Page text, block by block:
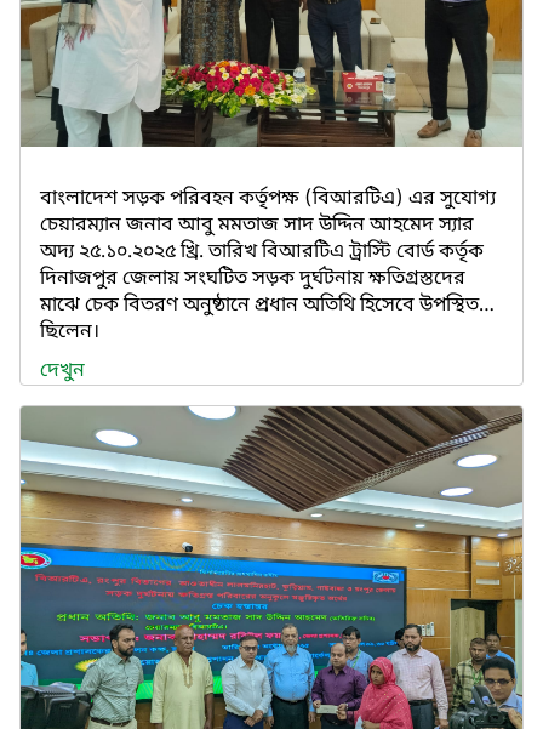
বাংলাদেশ সড়ক পরিবহন কর্তৃপক্ষ (বিআরটিএ) এর সুযোগ্য
চেয়ারম্যান জনাব আবু মমতাজ সাদ উদ্দিন আহমেদ স্যার
অদ্য ২৫.১০.২০২৫ খ্রি. তারিখ বিআরটিএ ট্রাস্টি বোর্ড কর্তৃক
দিনাজপুর জেলায় সংঘটিত সড়ক দুর্ঘটনায় ক্ষতিগ্রস্তদের
মাঝে চেক বিতরণ অনুষ্ঠানে প্রধান অতিথি হিসেবে উপস্থিত
ছিলেন।
দেখুন